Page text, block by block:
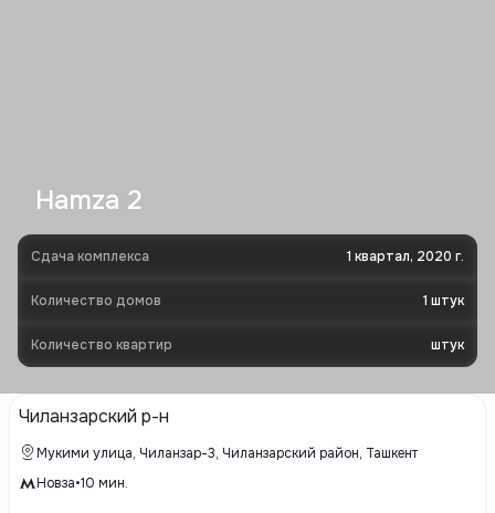
Hamza 2
Сдача комплекса 1 квартал, 2020 г.
Количество домов 1 штук
Количество квартир штук
Чиланзарский р-н
Мукими улица, Чиланзар-3, Чиланзарский район, Ташкент
Новза•10 мин.